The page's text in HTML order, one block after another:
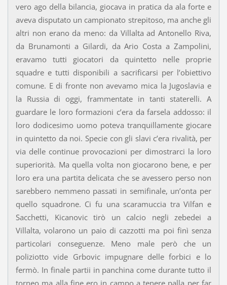
vero ago della bilancia, giocava in pratica da ala forte e
aveva disputato un campionato strepitoso, ma anche gli
altri non erano da meno: da Villalta ad Antonello Riva,
da Brunamonti a Gilardi, da Ario Costa a Zampolini,
eravamo tutti giocatori da quintetto nelle proprie
squadre e tutti disponibili a sacrificarsi per l’obiettivo
comune. E di fronte non avevamo mica la Jugoslavia e
la Russia di oggi, frammentate in tanti staterelli. A
guardare le loro formazioni c’era da farsela addosso: il
loro dodicesimo uomo poteva tranquillamente giocare
in quintetto da noi. Specie con gli slavi c’era rivalità, per
via delle continue provocazioni per dimostrarci la loro
superiorità. Ma quella volta non giocarono bene, e per
loro era una partita delicata che se avessero perso non
sarebbero nemmeno passati in semifinale, un’onta per
quello squadrone. Ci fu una scaramuccia tra Vilfan e
Sacchetti, Kicanovic tirò un calcio negli zebedei a
Villalta, volarono un paio di cazzotti ma poi finì senza
particolari conseguenze. Meno male però che un
poliziotto vide Grbovic impugnare delle forbici e lo
fermò. In finale partii in panchina come durante tutto il
torneo ma alla fine ero in campo a tenere palla per far